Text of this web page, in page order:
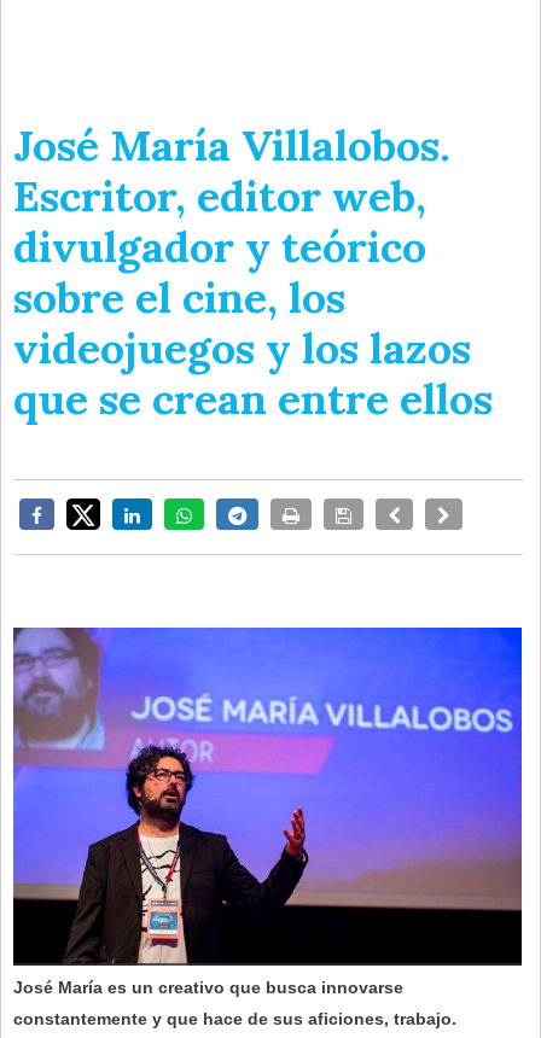
José María Villalobos.
Escritor, editor web,
divulgador y teórico
sobre el cine, los
videojuegos y los lazos
que se crean entre ellos
José María es un creativo que busca innovarse
constantemente y que hace de sus aficiones, trabajo.